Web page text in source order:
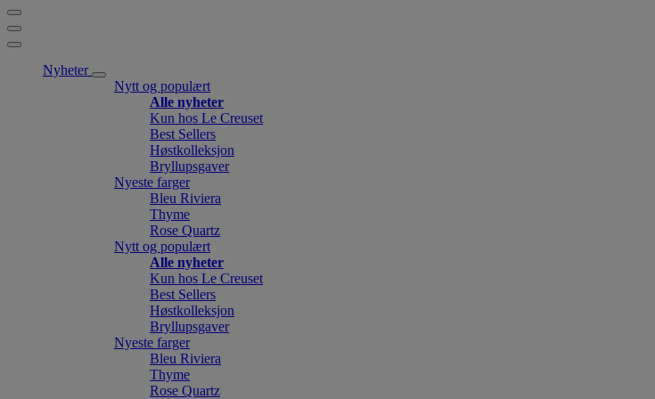
Nyheter
Nytt og populært
Alle nyheter
Kun hos Le Creuset
Best Sellers
Høstkolleksjon
Bryllupsgaver
Nyeste farger
Bleu Riviera
Thyme
Rose Quartz
Nytt og populært
Alle nyheter
Kun hos Le Creuset
Best Sellers
Høstkolleksjon
Bryllupsgaver
Nyeste farger
Bleu Riviera
Thyme
Rose Quartz